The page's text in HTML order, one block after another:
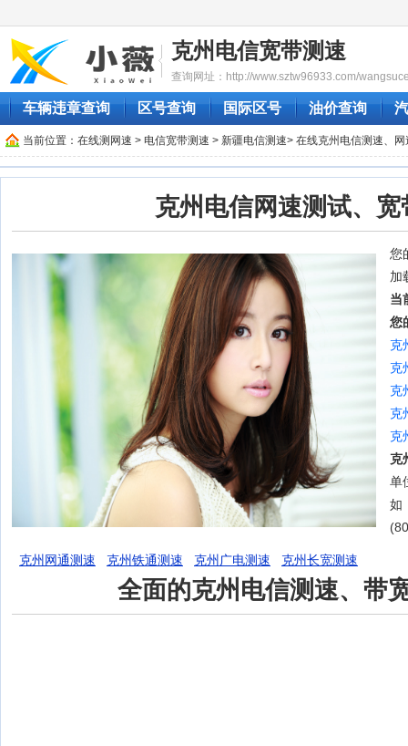
克州电信宽带测速
查询网址：http://www.sztw96933.com/
车辆违章查询 区号查询 国际区号 油价查询
当前位置： 在线测网速 > 电信宽带测速 > 新疆电信测速> 在线克州电信测速、网
克州电信网速测试、宽
您
加
当
您
克
克
克
克
克
克
单
如
克州网通测速 克州铁通测速 克州广电测速 克州长宽测速
全面的克州电信测速、带